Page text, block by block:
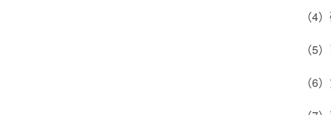
（4
（5
（6